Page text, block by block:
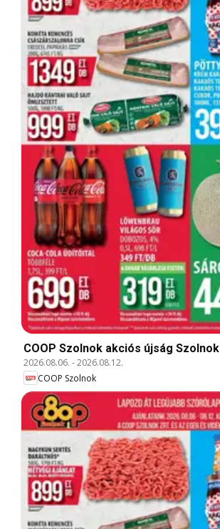
COOP Szolnok akciós újság Szolnok
2026.08.06. -2026.08.12.
COOP Szolnok